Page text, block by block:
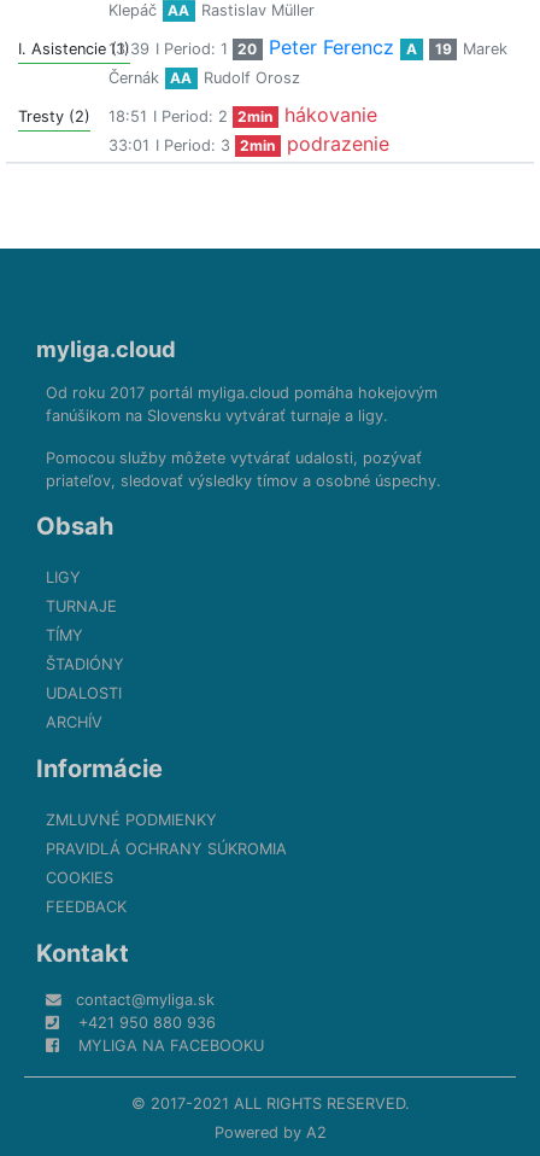
Klepáč
AA Rastislav Müller
I. Asistencie (1)13:39 I Period: 1 20 Peter Ferencz A 19
Marek
Černák
AA Rudolf Orosz
Tresty (2) 18:51 I Period: 2 2min hákovanie
33:01 I Period: 3 2min podrazenie
myliga.cloud
Od roku 2017 portál myliga.cloud pomáha hokejovým
fanúšikom na Slovensku vytvárať turnaje a ligy.
Pomocou služby môžete vytvárať udalosti, pozývať
priateľov, sledovať výsledky tímov a osobné úspechy.
Obsah
LIGY
TURNAJE
TÍMY
ŠTADIÓNY
UDALOSTI
ARCHÍV
Informácie
ZMLUVNÉ PODMIENKY
PRAVIDLÁ OCHRANY SÚKROMIA
COOKIES
FEEDBACK
Kontakt
contact@myliga.sk
+421 950 880 936
MYLIGA NA FACEBOOKU
© 2017-2021 ALL RIGHTS RESERVED.
Powered by A2